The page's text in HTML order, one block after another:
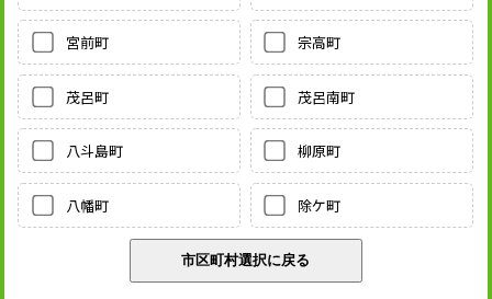
宮前町 宗高町
茂呂町 茂呂南町
八斗島町 柳原町
八幡町 除ケ町